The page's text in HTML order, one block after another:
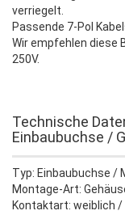
verriegelt.
Passende 7-Pol
Wir empfehlen diese
250V.
Technische
Einbaubuchse /
Typ: Einbaubuchse /
Montage-Art:
Kontaktart: weiblich